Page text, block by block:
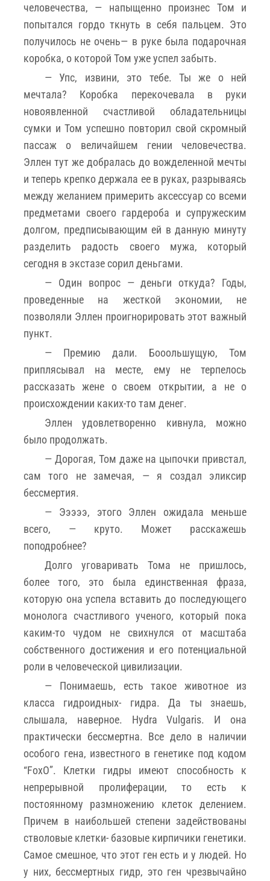
человечества, — напыщенно произнес Том и
попытался гордо ткнуть в себя пальцем. Это
получилось не очень— в руке была подарочная
коробка, о которой Том уже успел забыть.
— Упс, извини, это тебе. Ты же о ней
мечтала? Коробка перекочевала в руки
новоявленной счастливой обладательницы
сумки и Том успешно повторил свой скромный
пассаж о величайшем гении человечества.
Эллен тут же добралась до вожделенной мечты
и теперь крепко держала ее в руках, разрываясь
между желанием примерить аксессуар со всеми
предметами своего гардероба и супружеским
долгом, предписывающим ей в данную минуту
разделить радость своего мужа, который
сегодня в экстазе сорил деньгами.
— Один вопрос — деньги откуда? Годы,
проведенные на жесткой экономии, не
позволяли Эллен проигнорировать этот важный
пункт.
— Премию дали. Бооольшущую, Том
приплясывал на месте, ему не терпелось
рассказать жене о своем открытии, а не о
происхождении каких-то там денег.
Эллен удовлетворенно кивнула, можно
было продолжать.
— Дорогая, Том даже на цыпочки привстал,
сам того не замечая, — я создал эликсир
бессмертия.
— Эээээ, этого Эллен ожидала меньше
всего, — круто. Может расскажешь
поподробнее?
Долго уговаривать Тома не пришлось,
более того, это была единственная фраза,
которую она успела вставить до последующего
монолога счастливого ученого, который пока
каким-то чудом не свихнулся от масштаба
собственного достижения и его потенциальной
роли в человеческой цивилизации.
— Понимаешь, есть такое животное из
класса гидроидных- гидра. Да ты знаешь,
слышала, наверное. Hydra Vulgaris. И она
практически бессмертна. Все дело в наличии
особого гена, известного в генетике под кодом
“FoxO”. Клетки гидры имеют способность к
непрерывной пролиферации, то есть к
постоянному размножению клеток делением.
Причем в наибольшей степени задействованы
стволовые клетки- базовые кирпичики генетики.
Самое смешное, что этот ген есть и у людей. Но
у них, бессмертных гидр, это ген чрезвычайно